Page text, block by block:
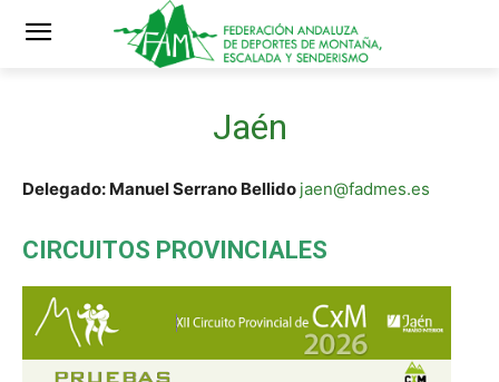
Jaén
Delegado: Manuel Serrano Bellido jaen@fadmes.es
CIRCUITOS PROVINCIALES